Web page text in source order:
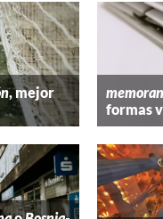
, mejor
formas